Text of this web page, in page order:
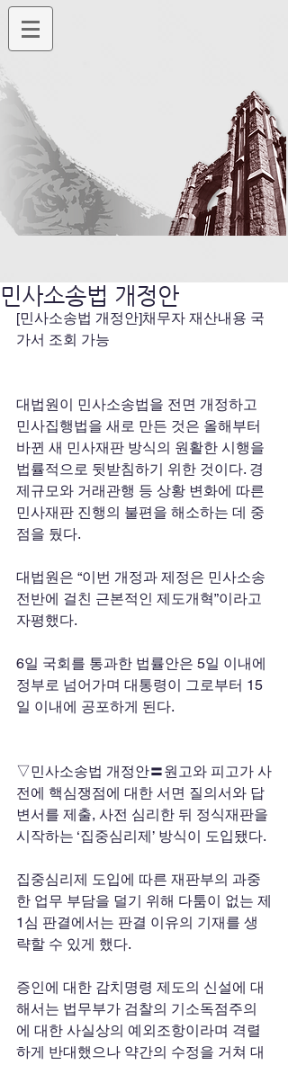
민사소송법 개정안
[민사소송법 개정안]채무자 재산내용 국
가서 조회 가능
대법원이 민사소송법을 전면 개정하고
민사집행법을 새로 만든 것은 올해부터
바뀐 새 민사재판 방식의 원활한 시행을
법률적으로 뒷받침하기 위한 것이다. 경
제규모와 거래관행 등 상황 변화에 따른
민사재판 진행의 불편을 해소하는 데 중
점을 뒀다.
대법원은 “이번 개정과 제정은 민사소송
전반에 걸친 근본적인 제도개혁”이라고
자평했다.
6일 국회를 통과한 법률안은 5일 이내에
정부로 넘어가며 대통령이 그로부터 15
일 이내에 공포하게 된다.
▽민사소송법 개정안〓원고와 피고가 사
전에 핵심쟁점에 대한 서면 질의서와 답
변서를 제출, 사전 심리한 뒤 정식재판을
시작하는 ‘집중심리제’ 방식이 도입됐다.
집중심리제 도입에 따른 재판부의 과중
한 업무 부담을 덜기 위해 다툼이 없는 제
1심 판결에서는 판결 이유의 기재를 생
략할 수 있게 했다.
증인에 대한 감치명령 제도의 신설에 대
해서는 법무부가 검찰의 기소독점주의
에 대한 사실상의 예외조항이라며 격렬
하게 반대했으나 약간의 수정을 거쳐 대